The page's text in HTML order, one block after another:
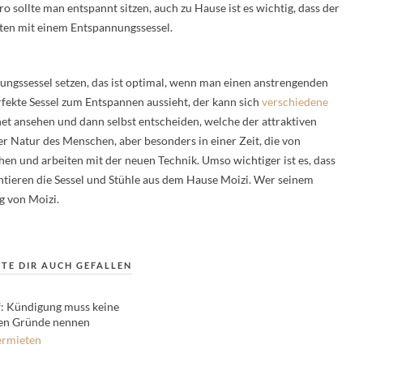
man entspannt sitzen, auch zu Hause ist es wichtig, dass der
mit einem Entspannungssessel.
setzen, das ist optimal, wenn man einen anstrengenden
Sessel zum Entspannen aussieht, der kann sich verschiedene
ansehen und dann selbst entscheiden, welche der attraktiven
des Menschen, aber besonders in einer Zeit, die von
und arbeiten mit der neuen Technik. Umso wichtiger ist es, dass
die Sessel und Stühle aus dem Hause Moizi. Wer seinem
von Moizi.
DIR AUCH GEFALLEN
Kündigung muss keine
Gründe nennen